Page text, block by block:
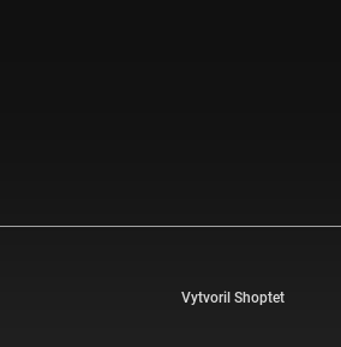
Vytvoril Shoptet